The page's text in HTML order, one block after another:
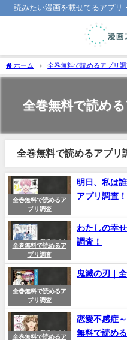
読みたい漫画を載せてるアプリ
ホーム 全巻無料で読めるアプリ
全巻無料で読め
全巻無料で読めるアプリ
全巻無料で読めるア
プリ調査
明日、私は
アプリ調査！
全巻無料で読めるア
プリ調査
わたしの幸
調査！
全巻無料で読めるア
プリ調査
鬼滅の刃｜
全巻無料で読めるア
恋愛不感症
無料で読め